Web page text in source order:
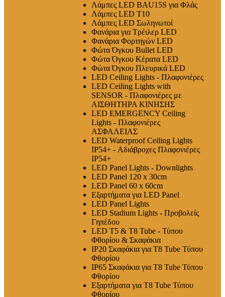
Λάμπες LED BAU15S για Φλάς
Λάμπες LED T10
Λάμπες LED Σωληνωτοί
Φανάρια για Τρέιλερ LED
Φανάρια Φορτηγών LED
Φώτα Όγκου Bullet LED
Φώτα Όγκου Κέρατα LED
Φώτα Όγκου Πλευρικά LED
LED Ceiling Lights - Πλαφονιέρες
LED Ceiling Lights with
SENSOR - Πλαφονιέρες με
ΑΙΣΘΗΤΗΡΑ ΚΙΝΗΣΗΣ
LED EMERGENCY Ceiling
Lights - Πλαφονιέρες
ΑΣΦΑΛΕΙΑΣ
LED Waterproof Ceiling Lights
IP54+ - Αδιάβροχες Πλαφονιέρες
IP54+
LED Panel Lights - Downlights
LED Panel 120 x 30cm
LED Panel 60 x 60cm
Εξαρτήματα για LED Panel
LED Panel Lights
LED Stadium Lights - Προβολείς
Γηπέδου
LED T5 & T8 Tube - Τύπου
Φθορίου & Σκαφάκια
IP20 Σκαφάκια για Τ8 Tube Τύπου
Φθορίου
IP65 Σκαφάκια για Τ8 Tube Τύπου
Φθορίου
Εξαρτήματα για T8 Tube Τύπου
Φθορίου